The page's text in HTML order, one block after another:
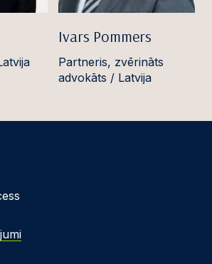
Ivars Pommers
Partneris, zvērināts
advokāts / Latvija